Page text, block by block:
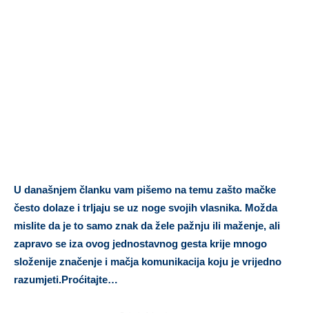
U današnjem članku vam pišemo na temu zašto mačke
često dolaze i trljaju se uz noge svojih vlasnika. Možda
mislite da je to samo znak da žele pažnju ili maženje, ali
zapravo se iza ovog jednostavnog gesta krije mnogo
složenije značenje i mačja komunikacija koju je vrijedno
razumjeti.Proćitajte…